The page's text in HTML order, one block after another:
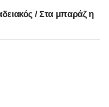
/ Στα μπαράζ η